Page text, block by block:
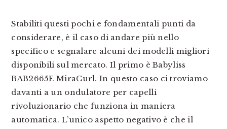
Stabiliti questi pochi e fondamentali punti da
considerare, è il caso di andare più nello
specifico e segnalare alcuni dei modelli migliori
disponibili sul mercato. Il primo è Babyliss
BAB2665E MiraCurl. In questo caso ci troviamo
davanti a un ondulatore per capelli
rivoluzionario che funziona in maniera
automatica. L’unico aspetto negativo è che il